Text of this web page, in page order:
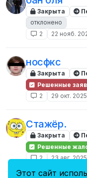
Закрыта
отклонено
2
22 нояб.
носфкс
Закрыта
Решенные
2
29 окт. 2025
Стажёр.
Закрыта
Решенные
2
23 авг.
Этот сайт